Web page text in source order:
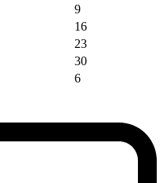
9
16
23
30
6